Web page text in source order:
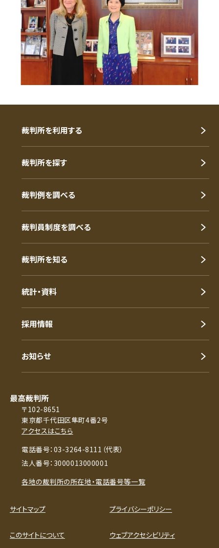
裁判所を利用する
裁判所を探す
裁判例を調べる
裁判員制度を調べる
裁判所を知る
統計・資料
採用情報
お知らせ
最高裁判所
〒102-8651
東京都千代田区隼町4番2号
アクセスはこちら
電話番号：03-3264-8111（代表）
法人番号：3000013000001
各地の裁判所の所在地・電話番号等一覧
サイトマップ プライバシーポリシー
このサイトについて ウェブアクセシビリティ